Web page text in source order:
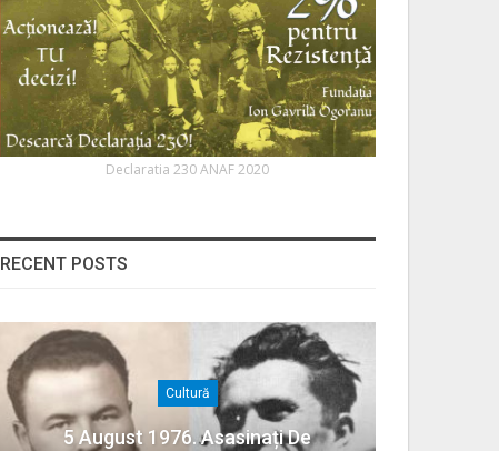
Declaratia 230 ANAF 2020
RECENT POSTS
Cultură
5 August 1976. Asasinați De